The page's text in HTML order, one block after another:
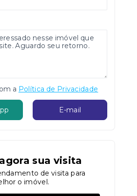
a Política de Privacidade
E-mail
sua visita
de visita para
o imóvel.